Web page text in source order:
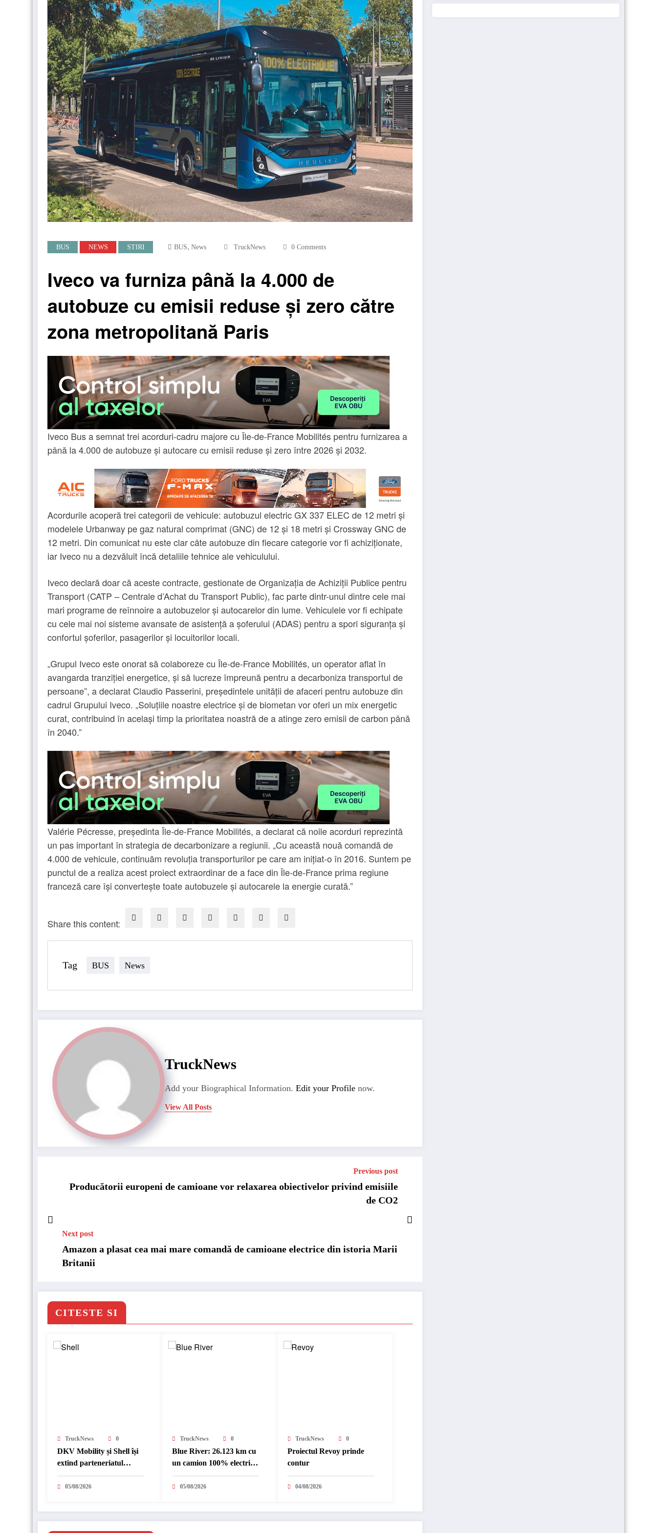
BUS NEWS STIRI BUS, News TruckNews 0 Comments
Iveco va furniza până la 4.000 de
autobuze cu emisii reduse și zero către
zona metropolitană Paris
Iveco Bus a semnat trei acorduri-cadru majore cu Île-de-France Mobilités pentru furnizarea a
până la 4.000 de autobuze și autocare cu emisii reduse și zero între 2026 și 2032.
Acordurile acoperă trei categorii de vehicule: autobuzul electric GX 337 ELEC de 12 metri și
modelele Urbanway pe gaz natural comprimat (GNC) de 12 și 18 metri și Crossway GNC de
12 metri. Din comunicat nu este clar câte autobuze din fiecare categorie vor fi achiziționate,
iar Iveco nu a dezvăluit încă detaliile tehnice ale vehiculului.
Iveco declară doar că aceste contracte, gestionate de Organizația de Achiziții Publice pentru
Transport (CATP – Centrale d’Achat du Transport Public), fac parte dintr-unul dintre cele mai
mari programe de reînnoire a autobuzelor și autocarelor din lume. Vehiculele vor fi echipate
cu cele mai noi sisteme avansate de asistență a șoferului (ADAS) pentru a spori siguranța și
confortul șoferilor, pasagerilor și locuitorilor locali.
„Grupul Iveco este onorat să colaboreze cu Île-de-France Mobilités, un operator aflat în
avangarda tranziției energetice, și să lucreze împreună pentru a decarboniza transportul de
persoane”, a declarat Claudio Passerini, președintele unității de afaceri pentru autobuze din
cadrul Grupului Iveco. „Soluțiile noastre electrice și de biometan vor oferi un mix energetic
curat, contribuind în același timp la prioritatea noastră de a atinge zero emisii de carbon până
în 2040.”
Valérie Pécresse, președinta Île-de-France Mobilités, a declarat că noile acorduri reprezintă
un pas important în strategia de decarbonizare a regiunii. „Cu această nouă comandă de
4.000 de vehicule, continuăm revoluția transporturilor pe care am inițiat-o în 2016. Suntem pe
punctul de a realiza acest proiect extraordinar de a face din Île-de-France prima regiune
franceză care își convertește toate autobuzele și autocarele la energie curată.”
Share this content:
Tag BUS News
TruckNews
Add your Biographical Information. Edit your Profile now.
View All Posts
Previous post
Producătorii europeni de camioane vor relaxarea obiectivelor privind emisiile
de CO2
Next post
Amazon a plasat cea mai mare comandă de camioane electrice din istoria Marii
Britanii
CITESTE SI
TruckNews 0
DKV Mobility și Shell își
extind parteneriatul
european
05/08/2026
TruckNews 0
Blue River: 26.123 km cu
un camion 100% electric
în transport internațional
05/08/2026
TruckNews 0
Proiectul Revoy prinde
contur
04/08/2026